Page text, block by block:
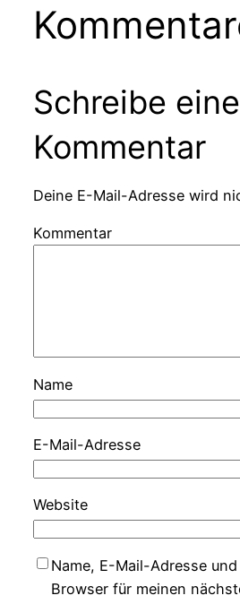
Schreibe
Kommentar
Deine E-Mail-Adresse wird
Kommentar
Name
E-Mail-Adresse
Website
Name, E-Mail-Adresse
Browser für meinen